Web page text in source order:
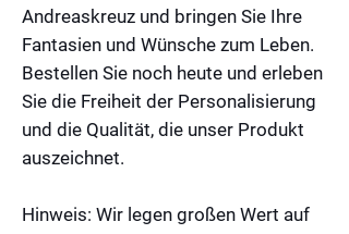
Andreaskreuz und bringen Sie Ihre
Fantasien und Wünsche zum Leben.
Bestellen Sie noch heute und erleben
Sie die Freiheit der Personalisierung
und die Qualität, die unser Produkt
auszeichnet.
Hinweis: Wir legen großen Wert auf